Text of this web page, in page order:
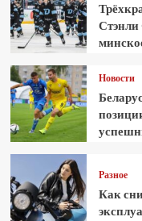
Стэнли
Новости
Разное
Как